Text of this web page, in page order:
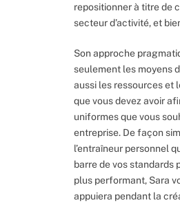
repositionner à titre de
secteur d’activité, et
Son approche
seulement les moyens
aussi les ressources et
que vous devez avoir
uniformes que vous
entreprise. De façon
l’entraîneur personnel
barre de vos standards
plus performant, Sara
appuiera pendant la